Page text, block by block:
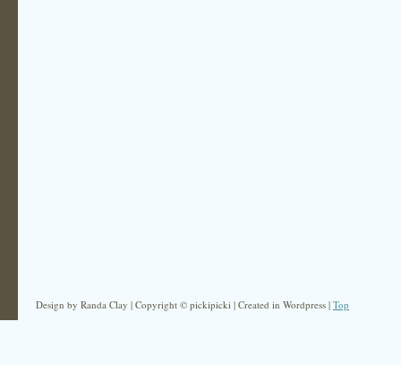
Design by Randa Clay | Copyright © pickipicki | Created in Wordpress | Top